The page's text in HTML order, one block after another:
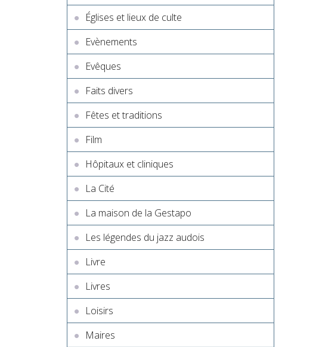
Églises et lieux de culte
Evènements
Evêques
Faits divers
Fêtes et traditions
Film
Hôpitaux et cliniques
La Cité
La maison de la Gestapo
Les légendes du jazz audois
Livre
Livres
Loisirs
Maires